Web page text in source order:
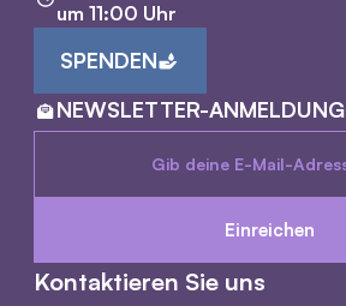
um 11:00 Uhr
NEWSLETTER-ANMELDUNG
SPENDEN
Kontaktieren Sie uns